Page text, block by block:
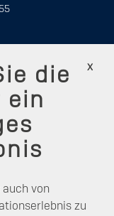
die
ein
auch von
zu
x